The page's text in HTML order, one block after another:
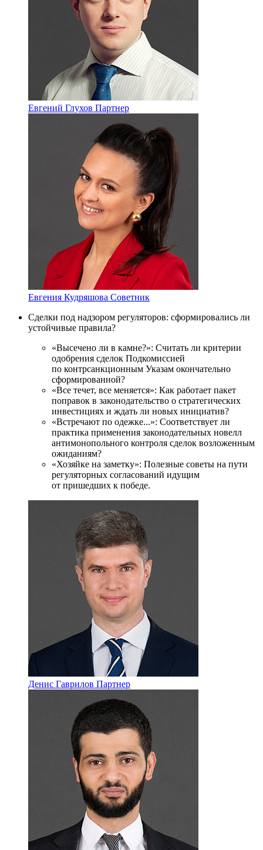
Евгений Глухов Партнер
Евгения Кудряшова Советник
Сделки под надзором регуляторов: сформировались ли
устойчивые правила?
«Высечено ли в камне?»: Считать ли критерии
одобрения сделок Подкомиссией
по контрсанкционным Указам окончательно
сформированной?
«Все течет, все меняется»: Как работает пакет
поправок в законодательство о стратегических
инвестициях и ждать ли новых инициатив?
«Встречают по одежке...»: Соответствует ли
практика применения законодательных новелл
антимонопольного контроля сделок возложенным
ожиданиям?
«Хозяйке на заметку»: Полезные советы на пути
регуляторных согласований идущим
от пришедших к победе.
Денис Гаврилов Партнер